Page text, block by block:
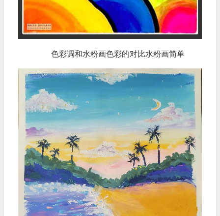
色彩调和水粉画色彩的对比水粉画简单